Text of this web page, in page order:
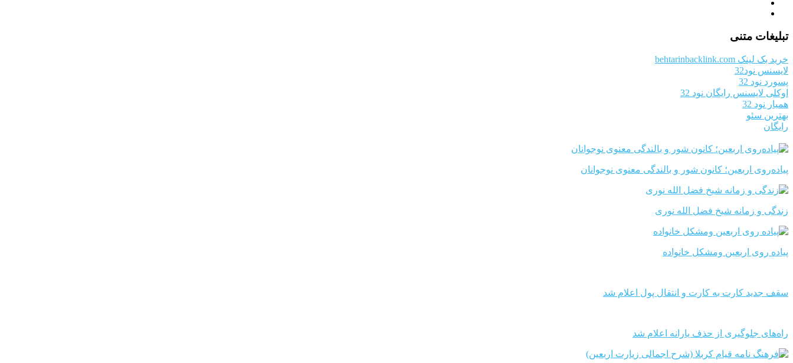
تبلیغات متنی
خرید بک لینک behtarinbacklink.com
لایسنس نود32
پسورد نود 32
اوکلی لایسنس رایگان نود 32
همیار نود 32
بهترین سئو
رایگان
پیاده‌روی اربعین؛ کانون شور و بالندگی معنوی نوجوانان
زندگی و زمانه شیخ فضل الله نوری
پیاده روی اربعین ومشکل خانواده
سقف جدید کارت به کارت و انتقال پول اعلام شد
راه‌های جلوگیری از حذف یارانه اعلام شد